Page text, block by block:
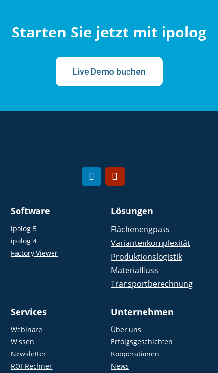
Starten Sie jetzt mit ipolog
Live Demo buchen
Software
ipolog 5
ipolog 4
Factory Viewer
Lösungen
Flächenengpass
Variantenkomplexität
Produktionslogistik
Materialfluss
Transportberechnung
Services
Webinare
Wissen
Newsletter
ROI-Rechner
Unternehmen
Über uns
Erfolgsgeschichten
Kooperationen
News